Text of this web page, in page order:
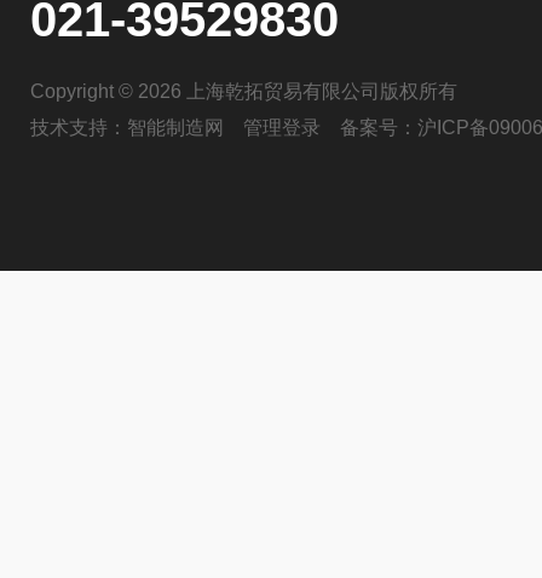
021-39529830
Copyright © 2026 上海乾拓贸易有限公司版权所有
技术支持： 智能制造网 管理登录 备案号： 沪ICP备